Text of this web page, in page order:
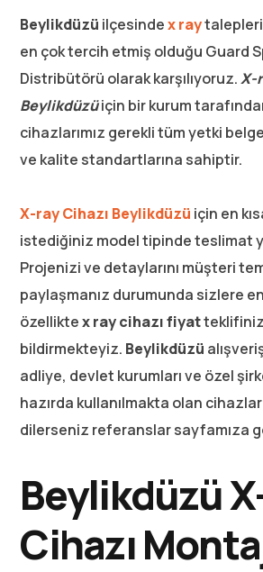
Beylikdüzü ilçesindex ray
en çok tercih etmiş olduğu Guard
Distribütörü olarak karşılıyoruz.X-
Beylikdüzüiçin bir kurum
cihazlarımız gerekli tüm yetki
ve kalite standartlarına sahiptir.
X-ray Cihazı Beylikdüzü için en
istediğiniz model tipinde teslimat
Projenizi ve detaylarını müşteri
paylaşmanız durumunda sizlere
özelliktex ray cihazı fiyatteklifiniz
bildirmekteyiz. Beylikdüzü
adliye, devlet kurumları ve özel
hazırda kullanılmakta olan
dilerseniz referanslar sayfamıza
Beylikdüzü
Cihazı